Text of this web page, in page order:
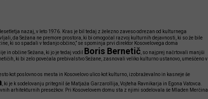
nazaj, v leto 1976. Kras je bil tedaj z železno zaveso odrezan od kulturnega
da Sežana ne premore prostora, ki bi omogočal razvoj kulturnih dejavnosti, ki so že bile
ki so spadali v tedanjo občino,” se spominja prvi direktor Kosovelovega doma
in občine Sežana, ki jo je tedaj vodil Boris Bernetič, so najprej načrtovali manjši
ki bi zelo povečala prebivalstvo Sežane, zasnovali veliko kulturno ustanovo, umeščeno v
kot poslovno os mesta in Kosovelovo ulico kot kulturno, izobraževalno in kasneje še
, ki je k sodelovanju pritegnil še Matjaža Garzarollija, Vojteha Ravnikarja in Egona Vatovca.
arhitekturnih presežkov. Pri Kosovelovem domu sta z njimi sodelovala še Mladen Merčina